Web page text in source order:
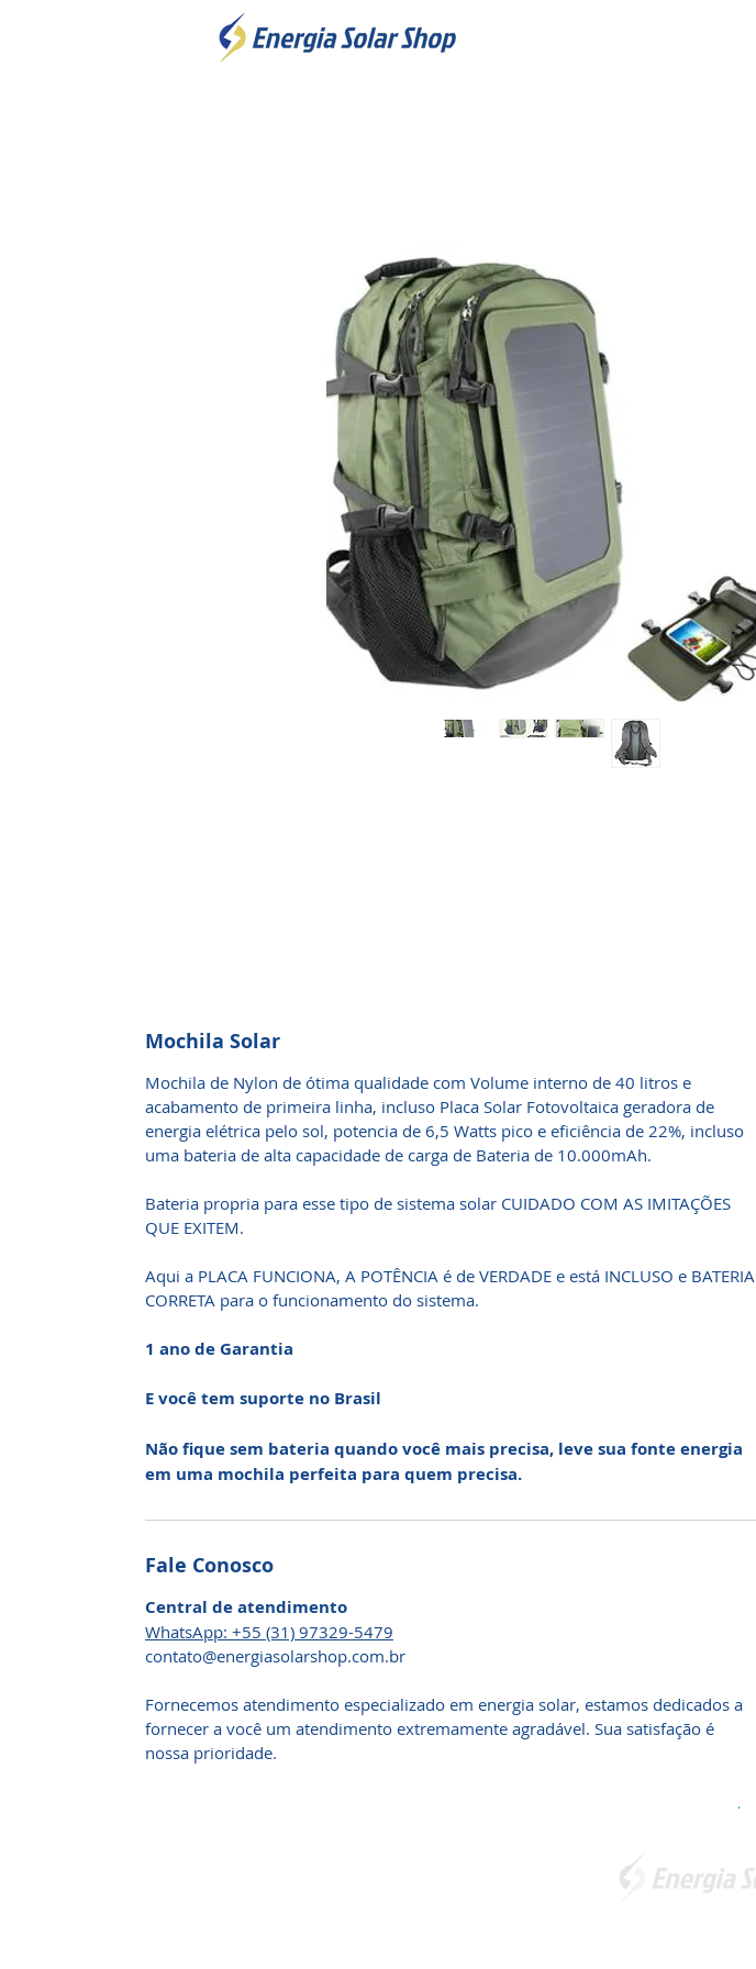
Mochila Solar
Mochila de Nylon de ótima qualidade com Volume interno de 40 litros e
acabamento de primeira linha, incluso Placa Solar Fotovoltaica geradora de
energia elétrica pelo sol, potencia de 6,5 Watts pico e eficiência de 22%, incluso
uma bateria de alta capacidade de carga de Bateria de 10.000mAh.
Bateria propria para esse tipo de sistema solar CUIDADO COM AS IMITAÇÕES
QUE EXITEM.
Aqui a PLACA FUNCIONA, A POTÊNCIA é de VERDADE e está INCLUSO e BATERIA
CORRETA para o funcionamento do sistema.
1 ano de Garantia
E você tem suporte no Brasil
Não fique sem bateria quando você mais precisa, leve sua fonte energia
em uma mochila perfeita para quem precisa.
Fale Conosco
Central de atendimento
WhatsApp: +55 (31) 97329-5479
​contato@energiasolarshop.com.br
Fornecemos atendimento especializado em energia solar, estamos dedicados a
fornecer a você um atendimento extremamente agradável. Sua satisfação é
nossa prioridade.
.